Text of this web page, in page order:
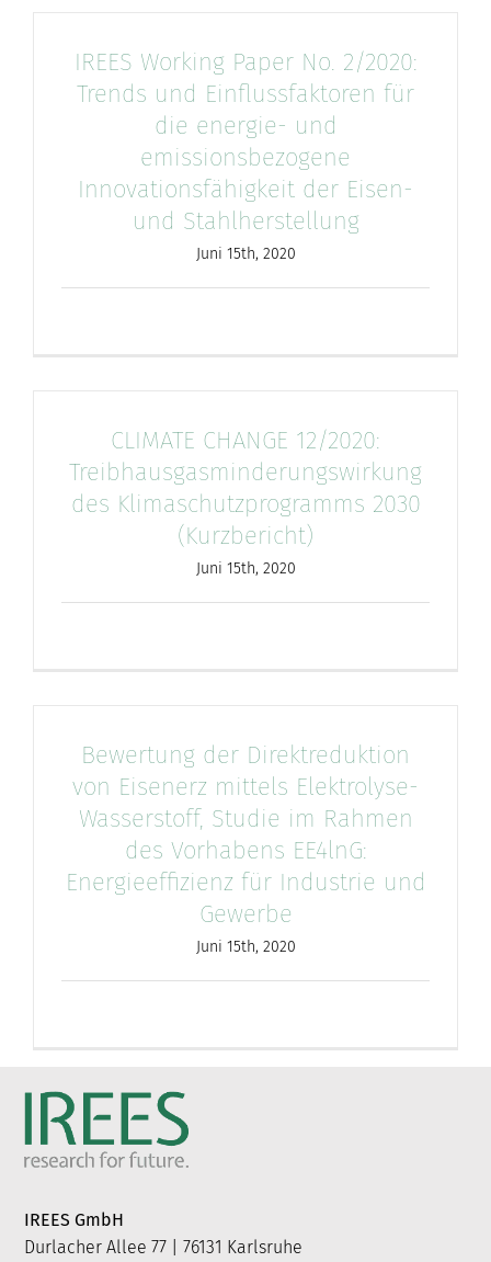
IREES Working Paper No. 2/2020:
Trends und Einflussfaktoren für
die energie- und
emissionsbezogene
Innovationsfähigkeit der Eisen-
und Stahlherstellung
Juni 15th, 2020
CLIMATE CHANGE 12/2020:
Treibhausgasminderungswirkung
des Klimaschutzprogramms 2030
(Kurzbericht)
Juni 15th, 2020
Bewertung der Direktreduktion
von Eisenerz mittels Elektrolyse-
Wasserstoff, Studie im Rahmen
des Vorhabens EE4lnG:
Energieeffizienz für Industrie und
Gewerbe
Juni 15th, 2020
IREES GmbH
Durlacher Allee 77 | 76131 Karlsruhe